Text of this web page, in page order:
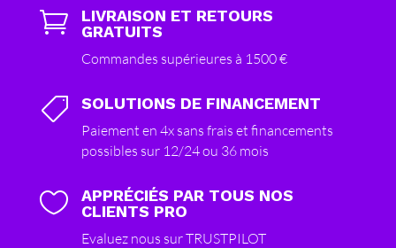

LIVRAISON ET RETOURS
GRATUITS
Commandes supérieures à 1500 €
 SOLUTIONS DE FINANCEMENT
Paiement en 4x sans frais et financements
possibles sur 12/24 ou 36 mois

APPRÉCIÉS PAR TOUS NOS
CLIENTS PRO
Evaluez nous sur TRUSTPILOT